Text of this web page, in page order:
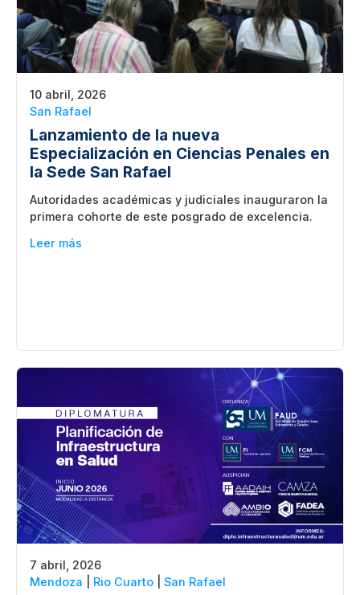
10 abril, 2026
San Rafael
Lanzamiento de la nueva
Especialización en Ciencias Penales en
la Sede San Rafael
Autoridades académicas y judiciales inauguraron la
primera cohorte de este posgrado de excelencia.
Leer más
7 abril, 2026
Mendoza
Rio Cuarto San Rafael